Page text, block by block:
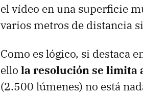
el vídeo en una superficie
varios metros de distancia
Como es lógico, si destaca
ello la resolución se limita
(2.500 lúmenes) no está